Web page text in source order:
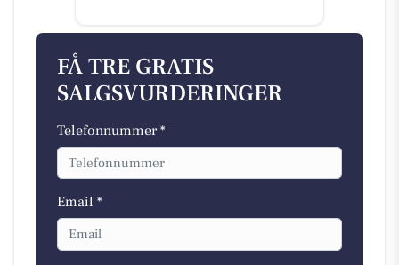
FÅ TRE GRATIS
SALGSVURDERINGER
Telefonnummer *
Email *